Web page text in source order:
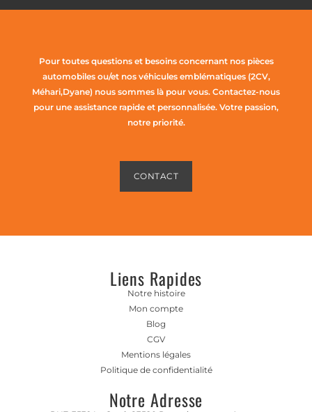
Pour toutes questions et besoins concernant nos pièces
automobiles ou/et nos véhicules emblématiques (2CV,
Méhari,Dyane) nous sommes là pour vous. Contactez-nous
pour une assistance rapide et personnalisée. Votre passion,
notre priorité.
CONTACT
Liens Rapides
Notre histoire
Mon compte
Blog
CGV
Mentions légales
Politique de confidentialité
Notre Adresse